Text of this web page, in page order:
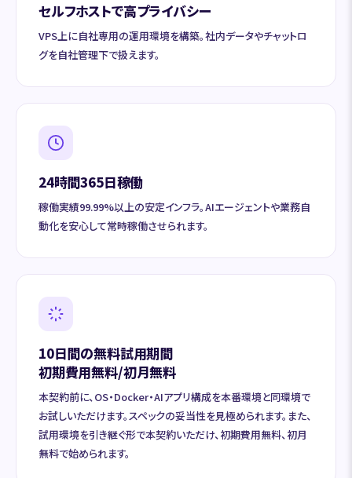
セルフホストで高プライバシー
VPS上に自社専用の運用環境を構築。社内データやチャットロ
グを自社管理下で扱えます。
24時間365日稼働
稼働実績99.99%以上の安定インフラ。AIエージェントや業務自
動化を安心して常時稼働させられます。
10日間の無料試用期間
初期費用無料/初月無料
本契約前に、OS・Docker・AIアプリ構成を本番環境と同環境で
お試しいただけます。スペックの妥当性を見極められます。また、
試用環境を引き継ぐ形で本契約いただけ、初期費用無料、初月
無料で始められます。